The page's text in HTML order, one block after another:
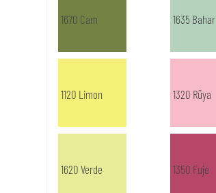
1670 Cam 1635 Bahar
1120 Limon 1320 Rüya
1620 Verde 1350 Fuje